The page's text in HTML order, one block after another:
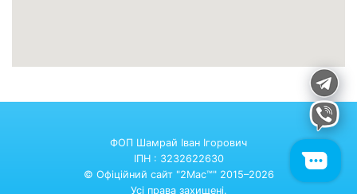
ФОП Шамрай Іван Ігорович
ІПН : 3232622630
© Офіційний сайт "2Mac™" 2015–2026
Усі права захищені.